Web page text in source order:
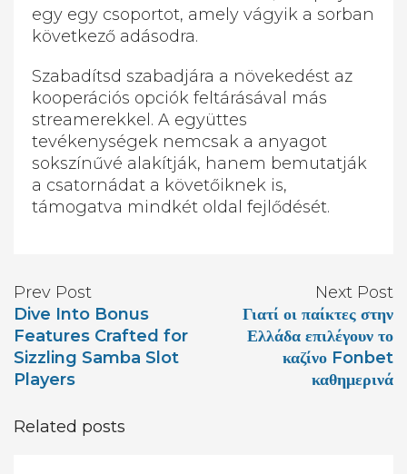
egy egy csoportot, amely vágyik a sorban
következő adásodra.
Szabadítsd szabadjára a növekedést az
kooperációs opciók feltárásával más
streamerekkel. A együttes
tevékenységek nemcsak a anyagot
sokszínűvé alakítják, hanem bemutatják
a csatornádat a követőiknek is,
támogatva mindkét oldal fejlődését.
Prev Post
Dive Into Bonus
Features Crafted for
Sizzling Samba Slot
Players
Next Post
Γιατί οι παίκτες στην
Ελλάδα επιλέγουν το
καζίνο Fonbet
καθημερινά
Related posts